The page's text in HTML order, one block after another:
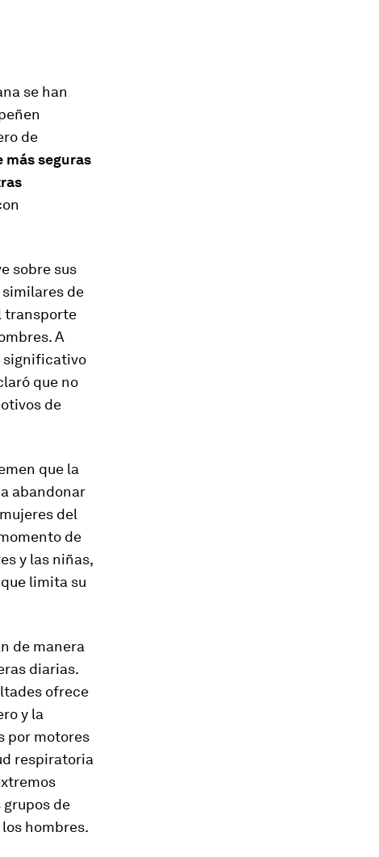
se han
de
más seguras
sobre sus
de
transporte
A
significativo
que no
de
que la
abandonar
del
de
y las niñas,
limita su
de manera
diarias.
ofrece
y la
por motores
respiratoria
de
hombres.